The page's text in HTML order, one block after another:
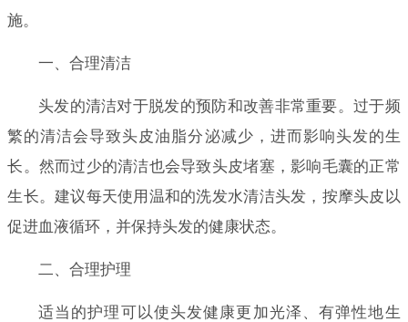
施。
一、合理清洁
头发的清洁对于脱发的预防和改善非常重要。过于频
繁的清洁会导致头皮油脂分泌减少，进而影响头发的生
长。然而过少的清洁也会导致头皮堵塞，影响毛囊的正常
生长。建议每天使用温和的洗发水清洁头发，按摩头皮以
促进血液循环，并保持头发的健康状态。
二、合理护理
适当的护理可以使头发健康更加光泽、有弹性地生